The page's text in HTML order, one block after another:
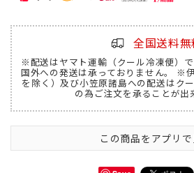
全国送料無
※配送はヤマト運輸（クール冷凍便）
国外への発送は承っておりません。 ※
を除く）及び小笠原諸島への配送はク
の為ご注文を承ることが出
この商品をアプリで